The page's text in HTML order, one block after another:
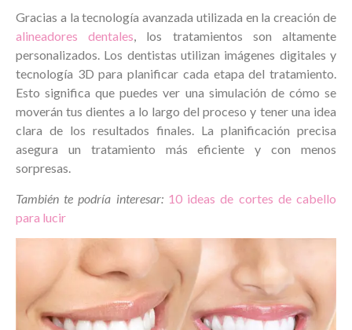
Gracias a la tecnología avanzada utilizada en la creación de
alineadores dentales, los tratamientos son altamente
personalizados. Los dentistas utilizan imágenes digitales y
tecnología 3D para planificar cada etapa del tratamiento.
Esto significa que puedes ver una simulación de cómo se
moverán tus dientes a lo largo del proceso y tener una idea
clara de los resultados finales. La planificación precisa
asegura un tratamiento más eficiente y con menos
sorpresas.
También te podría interesar:10 ideas de cortes de cabello
para lucir